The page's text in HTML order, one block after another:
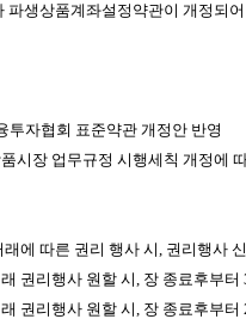
파생상품계좌설정약관이 개정되
투자협회 표준약관 개정안 반영
시장 업무규정 시행세칙 개정에
에 따른 권리 행사 시, 권리행사
권리행사 원할 시, 장 종료후부터
권리행사 원할 시, 장 종료후부터